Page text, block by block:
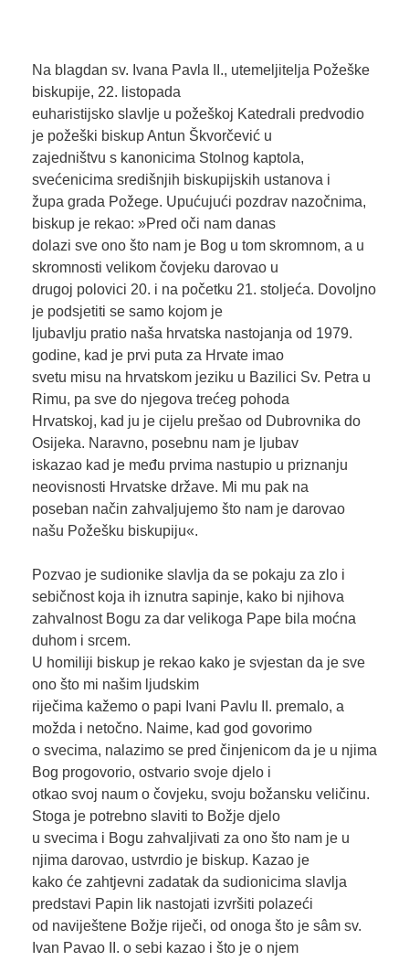
Na blagdan sv. Ivana Pavla II., utemeljitelja Požeške
biskupije, 22. listopada
euharistijsko slavlje u požeškoj Katedrali predvodio
je požeški biskup Antun Škvorčević u
zajedništvu s kanonicima Stolnog kaptola,
svećenicima središnjih biskupijskih ustanova i
župa grada Požege. Upućujući pozdrav nazočnima,
biskup je rekao: »Pred oči nam danas
dolazi sve ono što nam je Bog u tom skromnom, a u
skromnosti velikom čovjeku darovao u
drugoj polovici 20. i na početku 21. stoljeća. Dovoljno
je podsjetiti se samo kojom je
ljubavlju pratio naša hrvatska nastojanja od 1979.
godine, kad je prvi puta za Hrvate imao
svetu misu na hrvatskom jeziku u Bazilici Sv. Petra u
Rimu, pa sve do njegova trećeg pohoda
Hrvatskoj, kad ju je cijelu prešao od Dubrovnika do
Osijeka. Naravno, posebnu nam je ljubav
iskazao kad je među prvima nastupio u priznanju
neovisnosti Hrvatske države. Mi mu pak na
poseban način zahvaljujemo što nam je darovao
našu Požešku biskupiju«.
Pozvao je sudionike slavlja da se pokaju za zlo i
sebičnost koja ih iznutra sapinje, kako bi njihova
zahvalnost Bogu za dar velikoga Pape bila moćna
duhom i srcem.
U homiliji biskup je rekao kako je svjestan da je sve
ono što mi našim ljudskim
riječima kažemo o papi Ivani Pavlu II. premalo, a
možda i netočno. Naime, kad god govorimo
o svecima, nalazimo se pred činjenicom da je u njima
Bog progovorio, ostvario svoje djelo i
otkao svoj naum o čovjeku, svoju božansku veličinu.
Stoga je potrebno slaviti to Božje djelo
u svecima i Bogu zahvaljivati za ono što nam je u
njima darovao, ustvrdio je biskup. Kazao je
kako će zahtjevni zadatak da sudionicima slavlja
predstavi Papin lik nastojati izvršiti polazeći
od naviještene Božje riječi, od onoga što je sâm sv.
Ivan Pavao II. o sebi kazao i što je o njem